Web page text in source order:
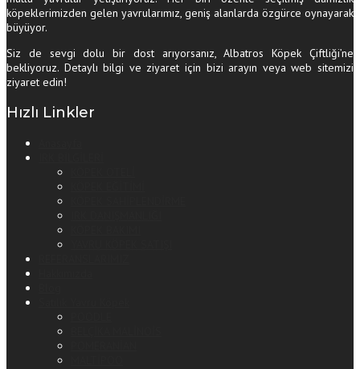
köpeklerimizden gelen yavrularımız, geniş alanlarda özgürce oynayarak
büyüyor.
Siz de sevgi dolu bir dost arıyorsanız, Albatros Köpek Çiftliği’ne
bekliyoruz. Detaylı bilgi ve ziyaret için bizi arayın veya web sitemizi
ziyaret edin!
Hızlı Linkler